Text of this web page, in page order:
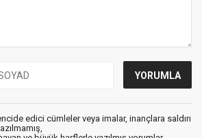
edici cümleler veya imalar, inançlara saldırı